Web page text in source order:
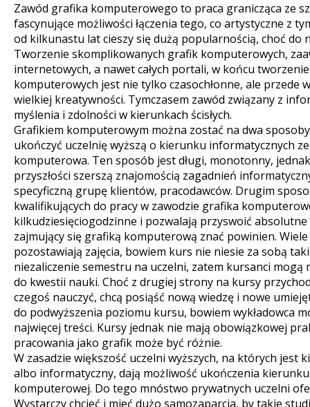
Zawód grafika komputerowego to praca granicząca ze
fascynujące możliwości łączenia tego, co artystyczne z
od kilkunastu lat cieszy się dużą popularnością, choć do
Tworzenie skomplikowanych grafik komputerowych,
internetowych, a nawet całych portali, w końcu
komputerowych jest nie tylko czasochłonne, ale przede
wielkiej kreatywności. Tymczasem zawód związany z
myślenia i zdolności w kierunkach ścisłych.
Grafikiem komputerowym można zostać na dwa
ukończyć uczelnię wyższą o kierunku informatycznych
komputerowa. Ten sposób jest długi, monotonny,
przyszłości szerszą znajomością zagadnień
specyficzną grupę klientów, pracodawców. Drugim
kwalifikujących do pracy w zawodzie grafika
kilkudziesięciogodzinne i pozwalają przyswoić
zajmujący się grafiką komputerową znać powinien.
pozostawiają zajęcia, bowiem kurs nie niesie za sobą
niezaliczenie semestru na uczelni, zatem kursanci mogą
do kwestii nauki. Choć z drugiej strony na kursy
czegoś nauczyć, chcą posiąść nową wiedzę i nowe
do podwyższenia poziomu kursu, bowiem wykładowca
najwięcej treści. Kursy jednak nie mają obowiązkowej
pracowania jako grafik może być różnie.
W zasadzie większość uczelni wyższych, na których jest
albo informatyczny, dają możliwość ukończenia
komputerowej. Do tego mnóstwo prywatnych uczelni
Wystarczy chcieć i mieć dużo samozaparcia, by takie